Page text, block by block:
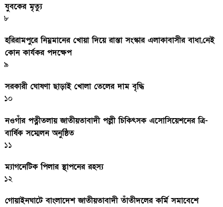
যুবকের মৃত্যু
৮
হরিরামপুরে নিম্নমানের খোয়া দিয়ে রাস্তা সংস্কার এলাকাবাসীর বাধা,নেই
কোন কার্যকর পদক্ষেপ
৯
সরকারী ঘােষণা ছাড়াই খােলা তেলের দাম বৃদ্ধি
১০
নওগাঁর পত্নীতলায় জাতীয়তাবাদী পল্লী চিকিৎসক এসোসিয়েশনের ত্রি-
বার্ষিক সম্মেলন অনুষ্ঠিত
১১
ম্যাগনেটিক পিলার স্থাপনের রহস্য
১২
গোয়াইনঘাটে বাংলাদেশ জাতীয়তাবাদী তাঁতীদলের কর্মি সমাবেশে